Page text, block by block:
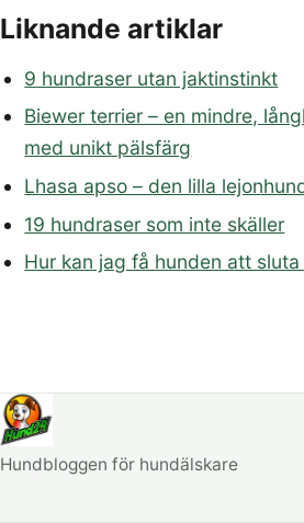
Liknande artiklar
9 hundraser utan jaktinstinkt
Biewer terrier – en mindre,
med unikt pälsfärg
Lhasa apso – den lilla
19 hundraser som inte skäller
Hur kan jag få hunden att sluta
Hundbloggen för hundälskare